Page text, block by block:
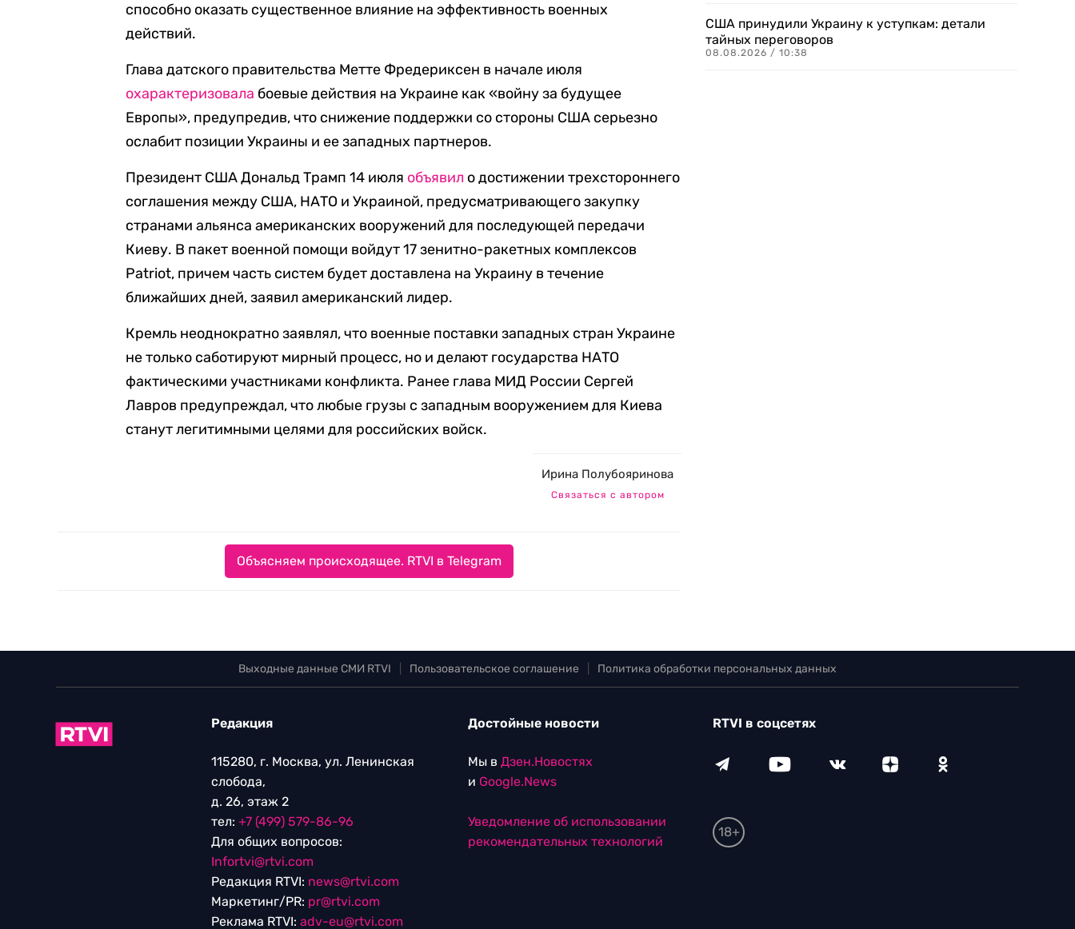
способно оказать существенное влияние на эффективность военных
действий.
Глава датского правительства Метте Фредериксен в начале июля
охарактеризовала боевые действия на Украине как «войну за будущее
Европы», предупредив, что снижение поддержки со стороны США серьезно
ослабит позиции Украины и ее западных партнеров.
Президент США Дональд Трамп 14 июля объявил о достижении трехстороннего
соглашения между США, НАТО и Украиной, предусматривающего закупку
странами альянса американских вооружений для последующей передачи
Киеву. В пакет военной помощи войдут 17 зенитно-ракетных комплексов
Patriot, причем часть систем будет доставлена на Украину в течение
ближайших дней, заявил американский лидер.
Кремль неоднократно заявлял, что военные поставки западных стран Украине
не только саботируют мирный процесс, но и делают государства НАТО
фактическими участниками конфликта. Ранее глава МИД России Сергей
Лавров предупреждал, что любые грузы с западным вооружением для Киева
станут легитимными целями для российских войск.
Ирина Полубояринова
Связаться с автором
Объясняем происходящее. RTVI в Telegram
США принудили Украину к уступкам: детали
тайных переговоров
08.08.2026 / 10:38
Выходные данные СМИ RTVI Пользовательское соглашение Политика обработки персональных данных
Редакция
115280, г. Москва, ул. Ленинская
слобода,
д. 26, этаж 2
тел: +7 (499) 579-86-96
Для общих вопросов:
Infortvi@rtvi.com
Редакция RTVI: news@rtvi.com
Маркетинг/PR: pr@rtvi.com
Реклама RTVI: adv-eu@rtvi.com
Достойные новости
Мы в Дзен.Новостях
и Google.News
Уведомление об использовании
рекомендательных технологий
RTVI в соцсетях
18+